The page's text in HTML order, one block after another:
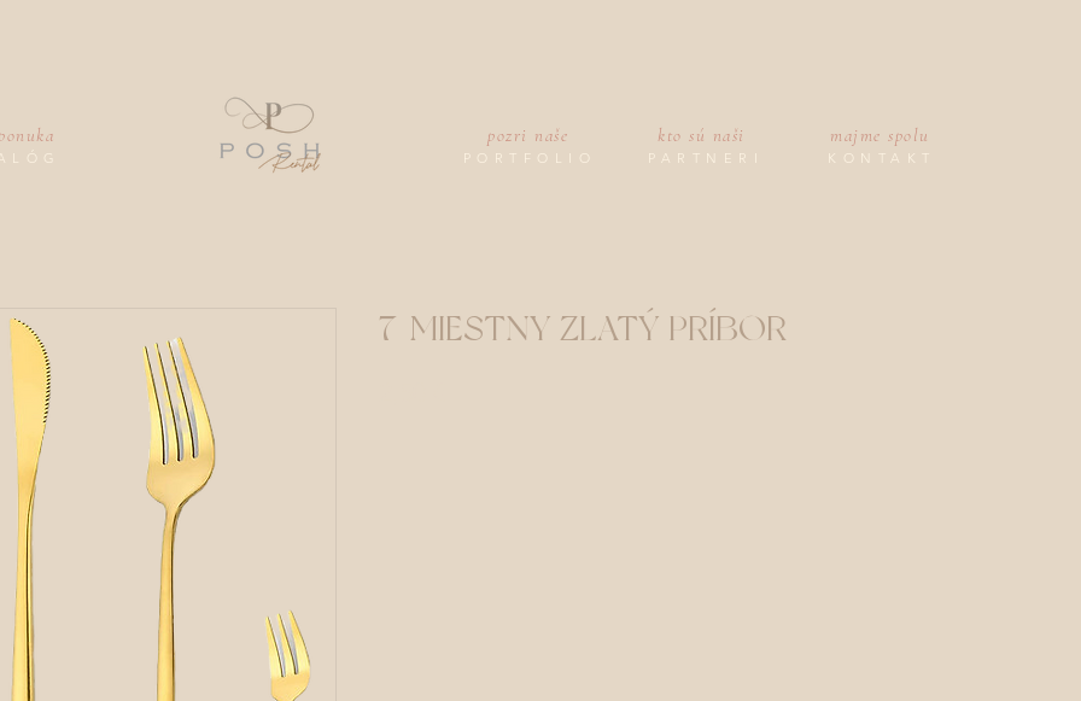
pozri naše
PORTFOLIO
kto sú naši
PARTNERI
majme spolu
KONTAKT
7-MIESTNY ZLATÝ PRÍBOR